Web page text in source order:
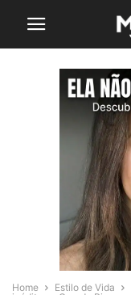
Home Estilo de Vida